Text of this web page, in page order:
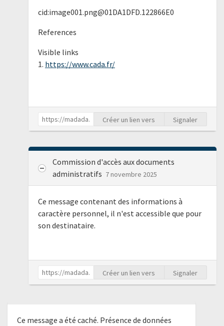
cid:image001.png@01DA1DFD.122866E0
References
Visible links
1. https://www.cada.fr/
Créer un lien vers Signaler
Commission d'accès aux documents
administratifs 7 novembre 2025
Ce message contenant des informations à
caractère personnel, il n'est accessible que pour
son destinataire.
Créer un lien vers Signaler
Ce message a été caché. Présence de données